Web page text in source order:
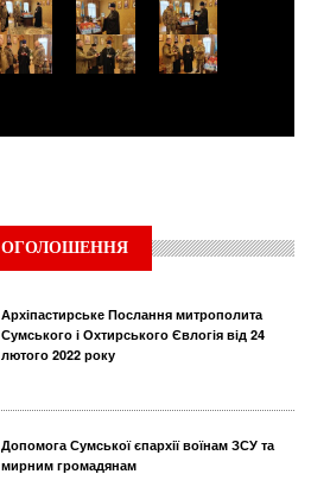
ОГОЛОШЕННЯ
Архіпастирське Послання митрополита
Сумського і Охтирського Євлогія від 24
лютого 2022 року
Допомога Сумської єпархії воїнам ЗСУ та
мирним громадянам